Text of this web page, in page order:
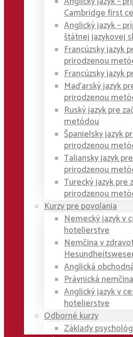
Cambridge first
Anglický jazyk –
štátnej jazykovej
Francúzsky jazyk
prirodzenou
Francúzsky jazyk
Maďarský jazyk
prirodzenou
Ruský jazyk pre
metódou
Španielsky jazyk
prirodzenou
Taliansky jazyk
prirodzenou
Turecký jazyk pre
prirodzenou
Kurzy pre povolania
Nemecký jazyk v
hotelierstve
Nemčina v
Anglická
Právnická
Anglický jazyk v
hotelierstve
Odborné kurzy
Základy